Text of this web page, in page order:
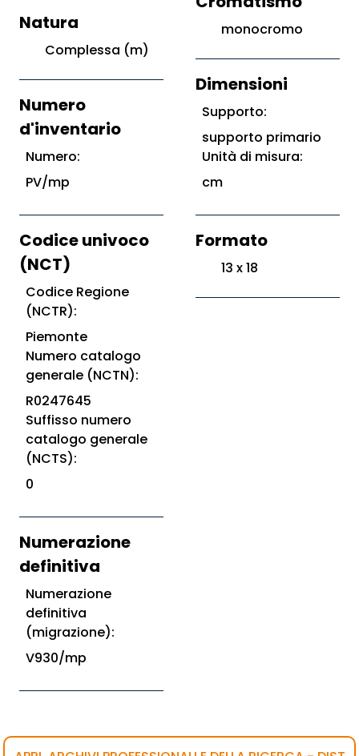
Natura
Complessa (m)
Numero
d'inventario
Numero:
PV/mp
Codice univoco
(NCT)
Codice Regione
(NCTR):
Piemonte
Numero catalogo
generale (NCTN):
R0247645
Suffisso numero
catalogo generale
(NCTS):
0
Numerazione
definitiva
Numerazione
definitiva
(migrazione):
V930/mp
monocromo
Dimensioni
Supporto:
supporto primario
Unità di misura:
cm
Formato
13 x 18